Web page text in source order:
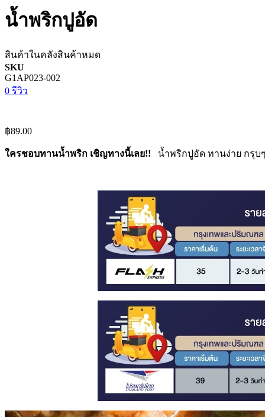
น้ำพริกปูอัด
สินค้าในคลังสินค้าหมด
SKU
G1AP023-002
0 รีวิว
฿89.00
ใครชอบทานน้ำพริก เชิญทางนี้เลย!! น้ำพริกปูอัด ทานง่าย กรุบ